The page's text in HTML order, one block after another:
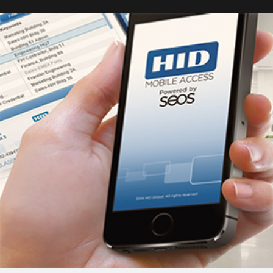
antigua versión
Formatos de
mesual/anual en la
VertX y Mercury.